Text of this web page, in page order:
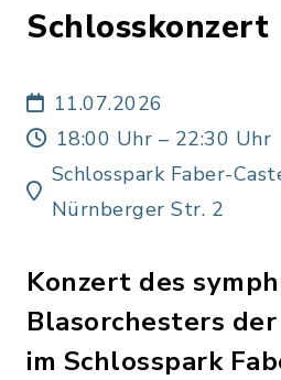
Schlosskonzert
11.07.2026
18:00 Uhr – 22:30 Uhr
Schlosspark Faber-
Nürnberger Str. 2
Konzert des
Blasorchesters
im Schlosspark